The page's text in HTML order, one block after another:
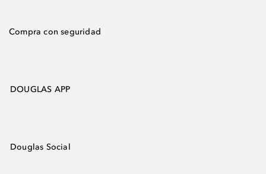
Compra con seguridad
DOUGLAS APP
Douglas Social